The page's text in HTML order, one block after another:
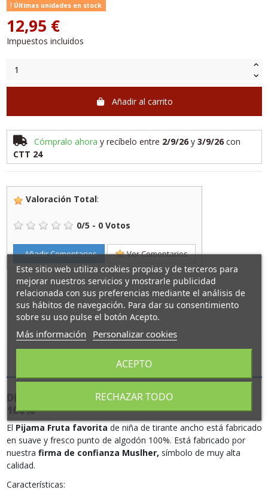
Últimas unidades en stock
12,95 €
Impuestos incluidos
Añadir al carrito
Cómpralo ahora y recíbelo entre 2/9/26y 3/9/26 con
CTT 24
Valoración Total:
0/5 - 0 Votos
Añadir Comentarios Ver Comentarios
Divertido Pijama Fruta favorita en Algodón
100%
El Pijama Fruta favorita de niña de tirante ancho está fabricado
en suave y fresco punto de algodón 100%. Está fabricado por
nuestra firma de confianza Muslher, símbolo de muy alta
calidad.
Características:
Este sitio web utiliza cookies propias y de terceros para
mejorar nuestros servicios y mostrarle publicidad
relacionada con sus preferencias mediante el análisis de
sus hábitos de navegación. Para dar su consentimiento
sobre su uso pulse el botón Acepto.
Más información Personalizar cookies
RECHAZAR TODO
ACEPTO